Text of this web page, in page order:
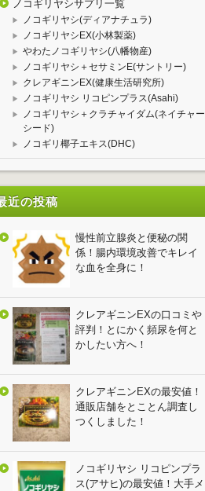
ノコギリヤシサプリ一覧
ノコギリヤシ(ディアナチュラ)
ノコギリヤシEX(小林製薬)
やわたノコギリヤシ(八幡物産)
ノコギリヤシ＋セサミンE(サントリー)
クレアギニンEX(健康生活研究所)
ノコギリヤシ リコピンプラス(Asahi)
ノコギリヤシ＋クラチャイダム(ネイチャー
シード)
ノコギリ椰子エキス(DHC)
近の投稿
慢性前立腺炎と便秘の関
係！腸内環境改善でキレイ
な血を全身に！
クレアギニンEXの口コミや
評判！とにかく頻尿を何と
かしたい方へ！
クレアギニンEXの最安値！
通販店舗をとことん調査し
つくしました！
ノコギリヤシ リコピンプラ
ス(アサヒ)の最安値！大手メ